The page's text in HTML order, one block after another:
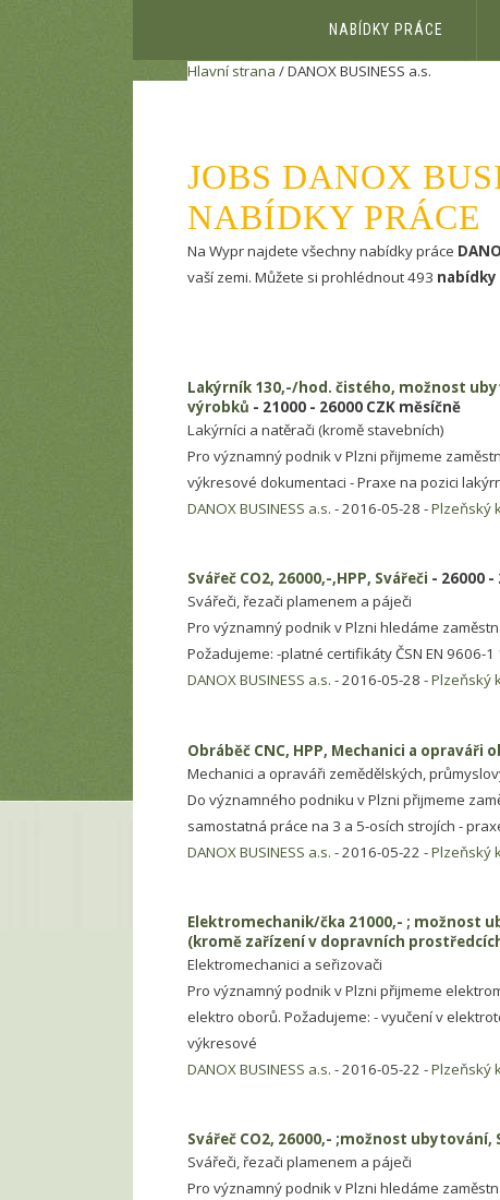
NABÍDKY PRÁCE
Hlavní strana / DANOX BUSINESS a.s.
JOBS DANOX
NABÍDKY PRÁCE
Na Wypr najdete všechny nabídky práce
vaší zemi. Můžete si prohlédnout 493 nabídky
Lakýrník 130,-/hod. čistého, možnost
výrobků - 21000 - 26000 CZK měsíčně
Lakýrníci a natěrači (kromě stavebních)
Pro významný podnik v Plzni přijmeme
výkresové dokumentaci - Praxe na pozici
DANOX BUSINESS a.s. - 2016-05-28 -Plzeňský
Svářeč CO2, 26000,-,HPP, Svářeči - 26000 -
Svářeči, řezači plamenem a páječi
Pro významný podnik v Plzni hledáme
Požadujeme: -platné certifikáty ČSN EN 9606-
DANOX BUSINESS a.s. - 2016-05-28 -Plzeňský
Obráběč CNC, HPP, Mechanici a opraváři
Mechanici a opraváři zemědělských,
Do významného podniku v Plzni přijmeme
samostatná práce na 3 a 5-osích strojích -
DANOX BUSINESS a.s. - 2016-05-22 -Plzeňský
Elektromechanik/čka 21000,- ; možnost
(kromě zařízení v dopravních
Elektromechanici a seřizovači
Pro významný podnik v Plzni přijmeme
elektro oborů. Požadujeme: - vyučení v
výkresové
DANOX BUSINESS a.s. - 2016-05-22 -Plzeňský
Svářeč CO2, 26000,- ;možnost ubytování,
Svářeči, řezači plamenem a páječi
Pro významný podnik v Plzni hledáme